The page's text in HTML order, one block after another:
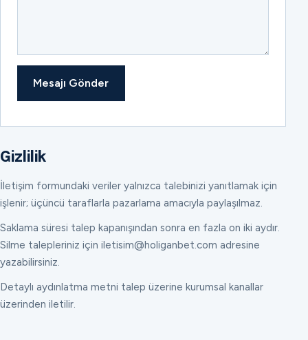
Mesajı Gönder
Gizlilik
İletişim formundaki veriler yalnızca talebinizi yanıtlamak için
işlenir; üçüncü taraflarla pazarlama amacıyla paylaşılmaz.
Saklama süresi talep kapanışından sonra en fazla on iki aydır.
Silme talepleriniz için iletisim@holiganbet.com adresine
yazabilirsiniz.
Detaylı aydınlatma metni talep üzerine kurumsal kanallar
üzerinden iletilir.